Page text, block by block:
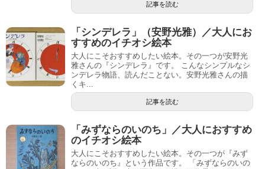
記事を読む
「シンデレラ」（安野光雅）／大人にお
すすめのイチオシ絵本
大人にこそおすすめしたい絵本。その一つが安野光
雅さんの『シンデレラ』です。 こんなシンプルなシ
ンデレラ物語、読んだことない。安野光雅さんの描
くキ...
記事を読む
「みずならのいのち」／大人におすすめ
のイチオシ絵本
大人にこそおすすめしたい絵本。その一つが『みず
ならのいのち』という作品です。 「みずならのいの